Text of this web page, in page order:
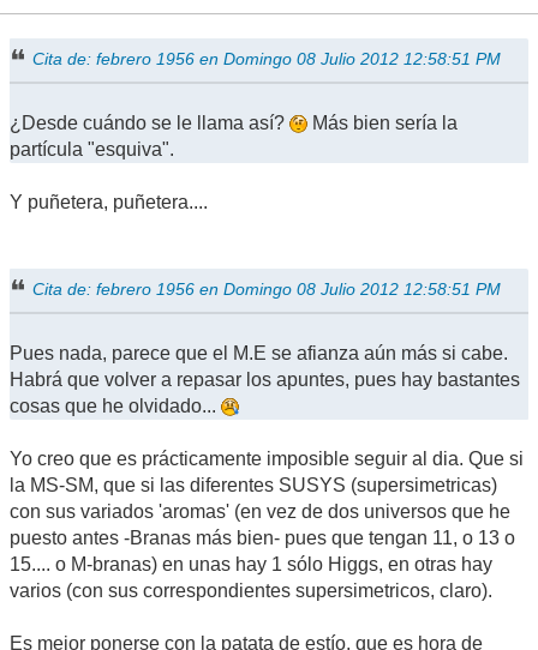
Cita de: febrero 1956 en Domingo 08 Julio 2012 12:58:51 PM
¿Desde cuándo se le llama así?
Más bien sería la
partícula "esquiva".
Y puñetera, puñetera....
Cita de: febrero 1956 en Domingo 08 Julio 2012 12:58:51 PM
Pues nada, parece que el M.E se afianza aún más si cabe.
Habrá que volver a repasar los apuntes, pues hay bastantes
cosas que he olvidado...
Yo creo que es prácticamente imposible seguir al dia. Que si
la MS-SM, que si las diferentes SUSYS (supersimetricas)
con sus variados 'aromas' (en vez de dos universos que he
puesto antes -Branas más bien- pues que tengan 11, o 13 o
15.... o M-branas) en unas hay 1 sólo Higgs, en otras hay
varios (con sus correspondientes supersimetricos, claro).
Es mejor ponerse con la patata de estío, que es hora de